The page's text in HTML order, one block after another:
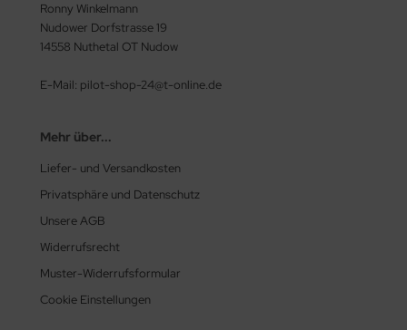
Ronny Winkelmann
Nudower Dorfstrasse 19
14558 Nuthetal OT Nudow
E-Mail: pilot-shop-24@t-online.de
Mehr über...
Liefer- und Versandkosten
Privatsphäre und Datenschutz
Unsere AGB
Widerrufsrecht
Muster-Widerrufsformular
Cookie Einstellungen